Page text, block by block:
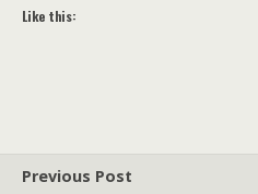
Like this:
Previous Post